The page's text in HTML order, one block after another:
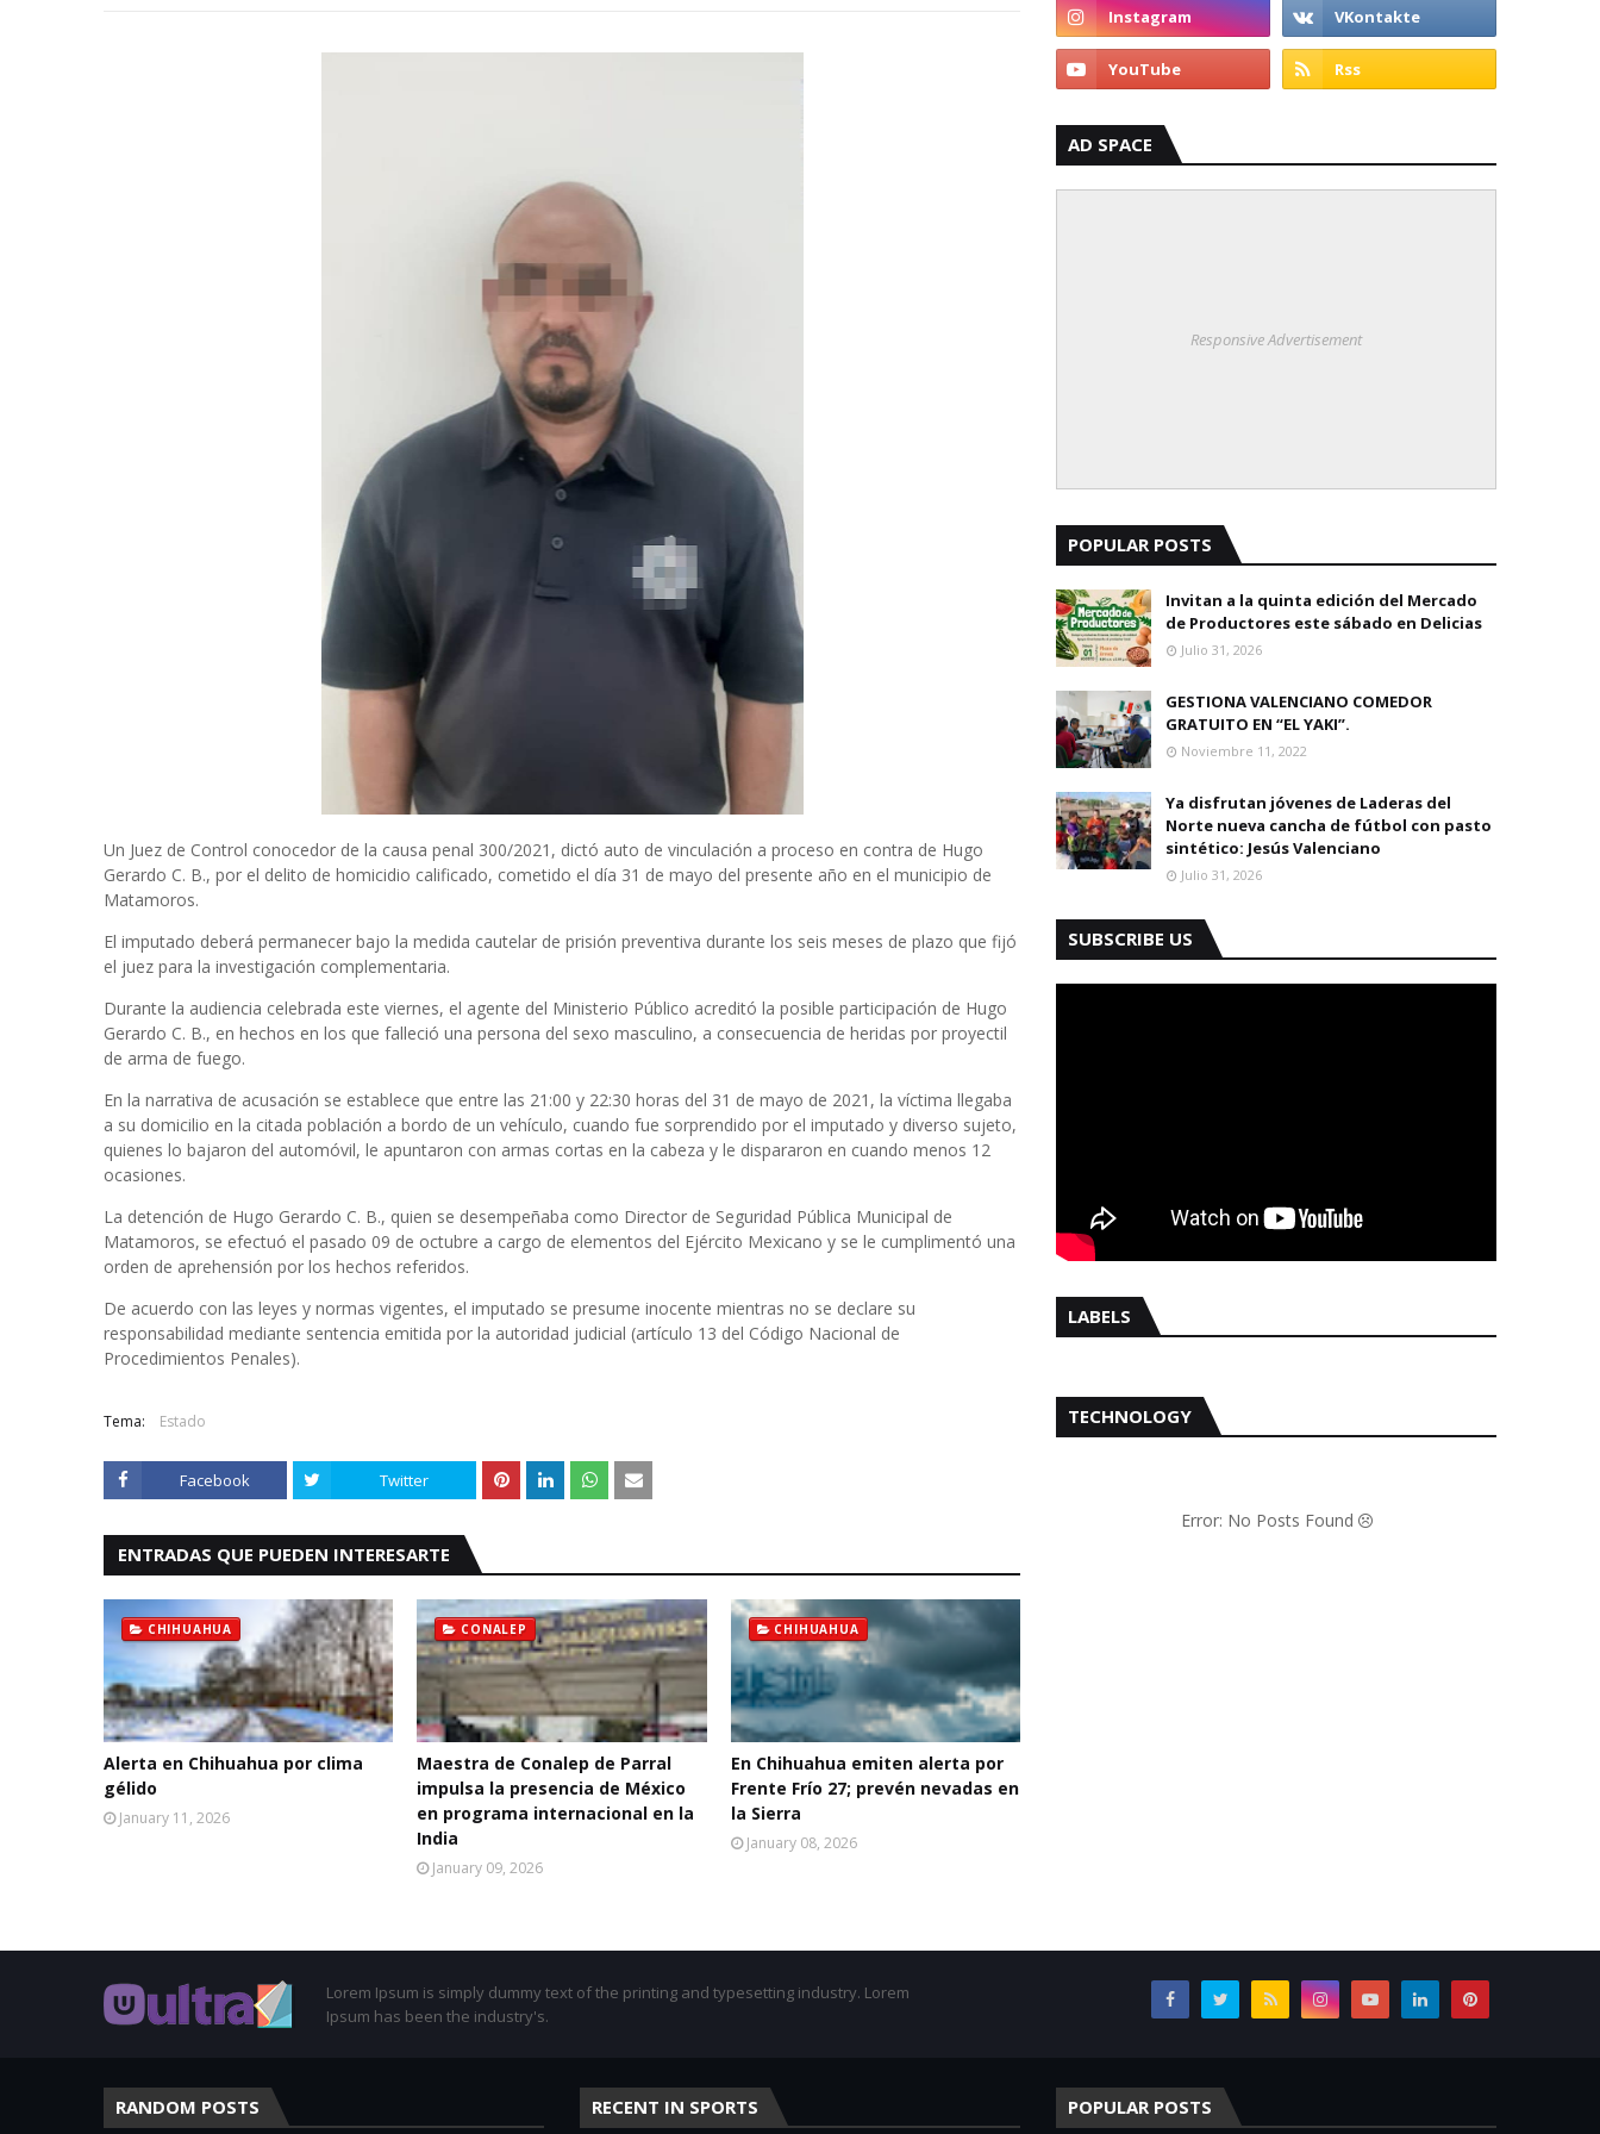
Un Juez de Control conocedor de la causa penal 300/2021, dictó auto de vinculación a proceso en contra de Hugo
Gerardo C. B., por el delito de homicidio calificado, cometido el día 31 de mayo del presente año en el municipio de
Matamoros.
El imputado deberá permanecer bajo la medida cautelar de prisión preventiva durante los seis meses de plazo que fijó
el juez para la investigación complementaria.
Durante la audiencia celebrada este viernes, el agente del Ministerio Público acreditó la posible participación de Hugo
Gerardo C. B., en hechos en los que falleció una persona del sexo masculino, a consecuencia de heridas por proyectil
de arma de fuego.
En la narrativa de acusación se establece que entre las 21:00 y 22:30 horas del 31 de mayo de 2021, la víctima llegaba
a su domicilio en la citada población a bordo de un vehículo, cuando fue sorprendido por el imputado y diverso sujeto,
quienes lo bajaron del automóvil, le apuntaron con armas cortas en la cabeza y le dispararon en cuando menos 12
ocasiones.
La detención de Hugo Gerardo C. B., quien se desempeñaba como Director de Seguridad Pública Municipal de
Matamoros, se efectuó el pasado 09 de octubre a cargo de elementos del Ejército Mexicano y se le cumplimentó una
orden de aprehensión por los hechos referidos.
De acuerdo con las leyes y normas vigentes, el imputado se presume inocente mientras no se declare su
responsabilidad mediante sentencia emitida por la autoridad judicial (artículo 13 del Código Nacional de
Procedimientos Penales).
Tema: Estado
Facebook Twitter
ENTRADAS QUE PUEDEN INTERESARTE
CHIHUAHUA
Alerta en Chihuahua por clima
gélido
January 11, 2026
CONALEP
Maestra de Conalep de Parral
impulsa la presencia de México
en programa internacional en la
India
January 09, 2026
CHIHUAHUA
En Chihuahua emiten alerta por
Frente Frío 27; prevén nevadas en
la Sierra
January 08, 2026
AD SPACE
Responsive Advertisement
POPULAR POSTS
Invitan a la quinta edición del Mercado
de Productores este sábado en Delicias
Julio 31, 2026
GESTIONA VALENCIANO COMEDOR
GRATUITO EN “EL YAKI”.
Noviembre 11, 2022
Ya disfrutan jóvenes de Laderas del
Norte nueva cancha de fútbol con pasto
sintético: Jesús Valenciano
Julio 31, 2026
SUBSCRIBE US
LABELS
TECHNOLOGY
Error: No Posts Found
Lorem Ipsum is simply dummy text of the printing and typesetting industry. Lorem
Ipsum has been the industry's.
RANDOM POSTS RECENT IN SPORTS POPULAR POSTS